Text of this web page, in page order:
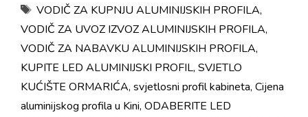
oznake
VODIČ ZA KUPNJU ALUMINIJSKIH PROFILA,
VODIČ ZA UVOZ IZVOZ ALUMINIJSKIH PROFILA,
VODIČ ZA NABAVKU ALUMINIJSKIH PROFILA,
KUPITE LED ALUMINIJSKI PROFIL, SVJETLO
KUĆIŠTE ORMARIĆA, svjetlosni profil kabineta, Cijena
aluminijskog profila u Kini, ODABERITE LED